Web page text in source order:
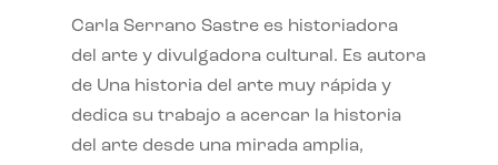
Carla Serrano Sastre es historiadora
del arte y divulgadora cultural. Es autora
de Una historia del arte muy rápida y
dedica su trabajo a acercar la historia
del arte desde una mirada amplia,